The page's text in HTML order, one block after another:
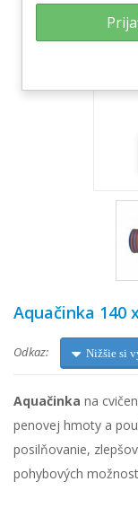
Aquačinka 140
Odkaz: Nižšie si
Aquačinka na
penovej hmoty a
posilňovanie,
pohybových